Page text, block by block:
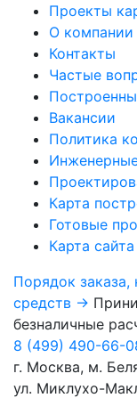
Проекты
О компании
Контакты
Частые
Вакансии
Политика
Карта
Готовые
Карта сайта
Порядок заказа,
средств →
безналичные
8 (499) 490-66-
г. Москва, м.
ул. Миклухо-